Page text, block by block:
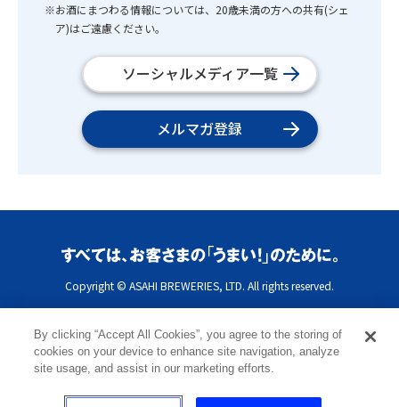
※お酒にまつわる情報については、20歳未満の方への共有(シェ
ア)はご遠慮ください。
ソーシャルメディア一覧
メルマガ登録
Copyright © ASAHI BREWERIES, LTD. All rights reserved.
By clicking “Accept All Cookies”, you agree to the storing of
cookies on your device to enhance site navigation, analyze
site usage, and assist in our marketing efforts.